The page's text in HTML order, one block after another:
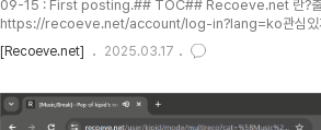
09-15 : First posting.## TOC## Recoeve.net 란?
https://recoeve.net/account/log-in?lang=ko관심있게
재밌었던 영상, 다시 찾고싶은 사이트 등 평가를 내리고 싶
Everything) 하세요. 그 평가들을 바탕으로 자동으로 당신
(Recommendations for Everything).인터넷과 대중매
향된 (내 기호에는 맞지 않는) ..
[Recoeve.net] 2025.03.17